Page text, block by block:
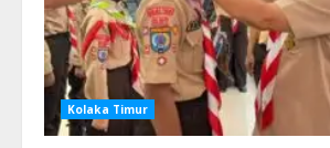
Kolaka Timur